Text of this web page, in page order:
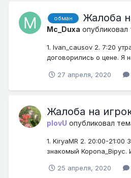
обман Жалоба
Mc_Duxa опубликовал
1. Ivan_causov 2. 7:20
договорились о цене. Я
27 апреля, 2020
Жалоба на
plovU опубликовал
1. KiryaMR 2. 20:00-
знакомый
25 апреля, 2020